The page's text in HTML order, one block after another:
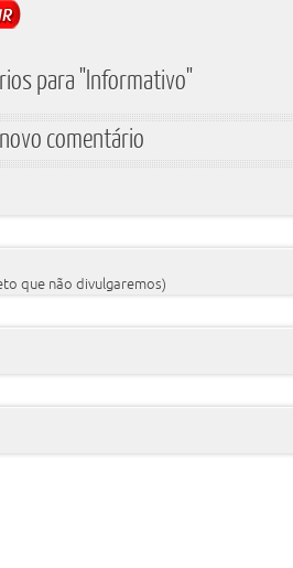
para "Informativo"
comentário
que não divulgaremos)